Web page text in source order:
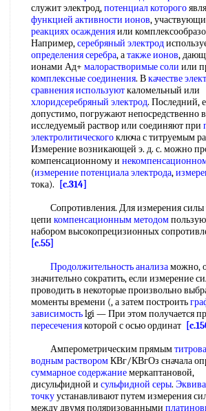
служит электрод,потенциал которого
функцией активности ионов,
реакциях осажденияили
Например,серебряный электрод
определения серебра, атакже ионов,
ионами Ад+ малорастворимые соли или
комплексные соединения. Вкачестве
сравнения используюткаломельный или
хлоридсеребряный электрод. Последний,
допустимо, погружают непосредственно в
исследуемый раствор или соединяют при
электролитическогоключа с титруемым
Измерение возникающей э. д. с. можно
компенсационному и
(измерение потенциала электрода,
тока).
[c.314]
Сопротивления. Для измерения силы
цепи компенсационным методом
набором высокопрецизионных
[c.55]
Продолжительность анализаможно,
значительно сократить, если измерение
проводить в некоторые произвольно
моменты времени (, а затем построить
зависимостьlgi — При этом получается
пересечениякоторой с осью ординат
Амперометрическим прямым
водным растворомКВг/КВгОз сначала
суммарное содержаниемеркаптановой,
дисульфидной и сульфидной серы.
точкуустанавливают путем измерения
между двумя поляризованными